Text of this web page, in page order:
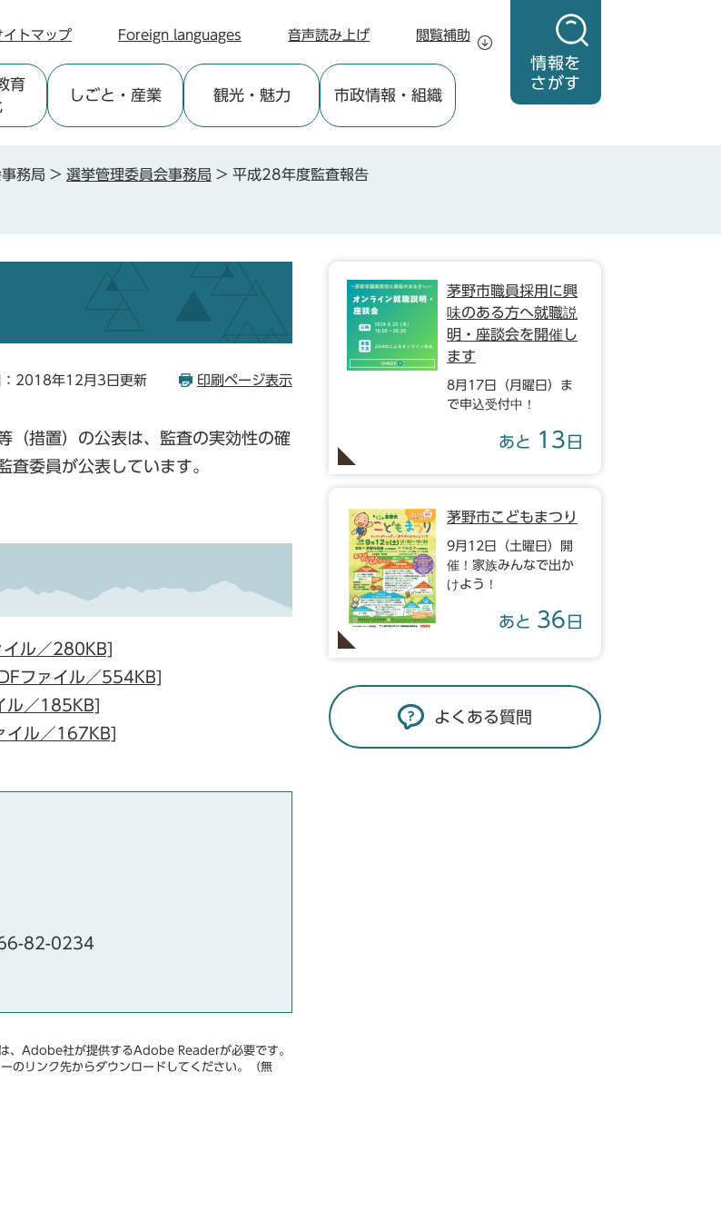
情報を
さがす
イトマップ Foreign languages 音声読み上げ 閲覧補助
育
しごと ・産業 観光・魅力 市政情報 ・組織
務局 > 選挙管理委員会事務局 > 平成28年度監査報告
：2018年12月3日更新 印刷ページ表示
（措置）の公表は、監査の実効性の確
査委員が公表しています。
ル／280KB]
ファイル／554KB]
ル／185KB]
イル／167KB]
82-0234
、Adobe社が提供するAdobe Readerが必要です。
のリンク先からダウンロードしてください。（無
茅野市職員採用に興
味のある方へ就職説
明・座談会を開催し
ます
8月17日（月曜日）ま
で申込受付中！
あと 13 日
茅野市こどもまつり
9月12日（土曜日）開
催！家族みんなで出か
けよう！
あと 36 日
よくある質問